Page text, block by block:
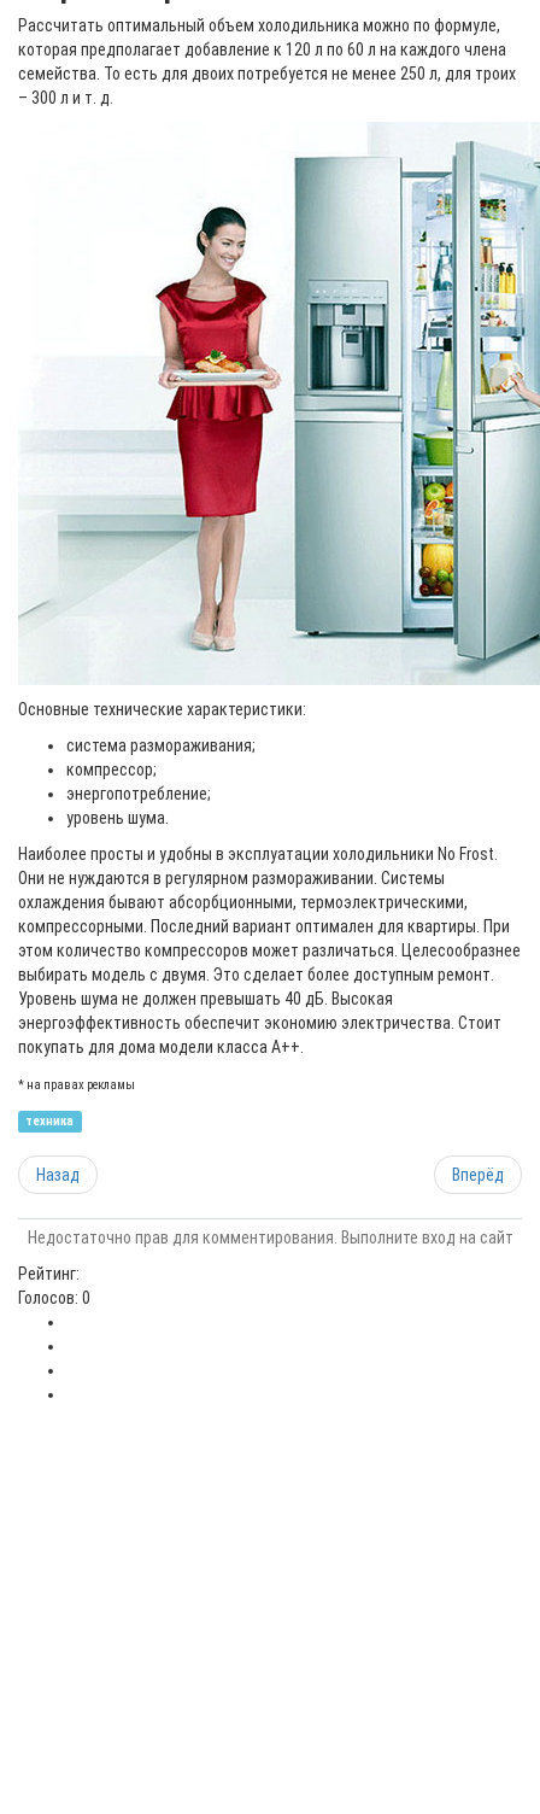
Рассчитать оптимальный объем холодильника можно по формуле,
которая предполагает добавление к 120 л по 60 л на каждого члена
семейства. То есть для двоих потребуется не менее 250 л, для троих
– 300 л и т. д.
Основные технические характеристики:
система размораживания;
компрессор;
энергопотребление;
уровень шума.
Наиболее просты и удобны в эксплуатации холодильники No Frost.
Они не нуждаются в регулярном размораживании. Системы
охлаждения бывают абсорбционными, термоэлектрическими,
компрессорными. Последний вариант оптимален для квартиры. При
этом количество компрессоров может различаться. Целесообразнее
выбирать модель с двумя. Это сделает более доступным ремонт.
Уровень шума не должен превышать 40 дБ. Высокая
энергоэффективность обеспечит экономию электричества. Стоит
покупать для дома модели класса А++.
* на правах рекламы
техника
Назад Вперёд
Недостаточно прав для комментирования. Выполните вход на сайт
Рейтинг:
Голосов: 0